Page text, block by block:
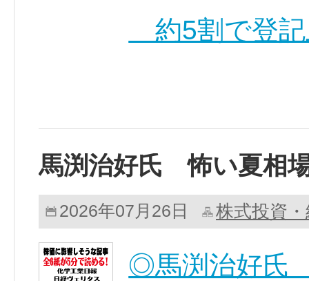
約5割で登
馬渕治好氏 怖い夏相
2026年07月26日 株式投資
◎馬渕治好氏